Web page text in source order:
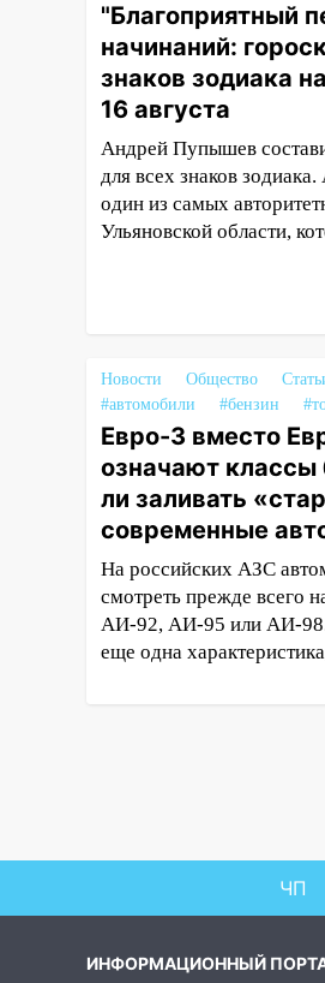
12:11 Где есть
Ульяновске 9
АЗС
11:55 Соцсети:
на машину во
ливня в Ульяновске
11:00 В
09:18 Из-за ливня
заблокировано
трамваев в
09:15 Ураган,
ребенка,
беспилотников:
прошедшей
Ульяновской
08:20 В
Цильнинском
На
надвигается
Евро-3
что означают
"Благоприятный
начинаний:
знаков зодиака
16 августа
Андрей Пупышев
для всех знаков
один из самых
Ульяновской области,
Новости Общество
#автомобили
#бензин
Евро-3 вместо
означают
ли заливать
современные
На российских АЗС
смотреть прежде всего
АИ-92, АИ-95 или АИ-98.
еще одна
ЧП
ИНФОРМАЦИОННЫЙ